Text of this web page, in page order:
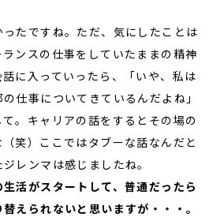
たですね。ただ、気にしたことは
ンスの仕事をしていたままの精神
に入っていったら、「いや、私は
仕事についてきているんだよね」
。キャリアの話をするとその場の
笑）ここではタブーな話なんだと
レンマは感じましたね。
活がスタートして、普通だったら
えられないと思いますが・・・。